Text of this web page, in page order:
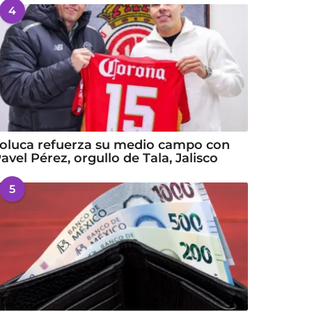
4
refuerza su medio campo con
Pérez, orgullo de Tala, Jalisco
5